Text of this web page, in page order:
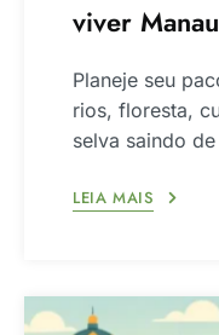
viver
Planeje seu
rios, floresta,
selva saindo
LEIA MAIS